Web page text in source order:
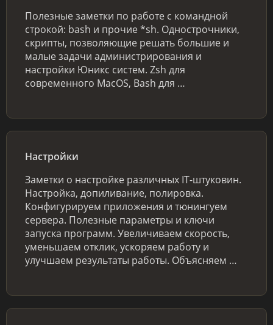
Полезные заметки по работе с командной
строкой: bash и прочие *sh. Однострочники,
скрипты, позволяющие решать большие и
малые задачи администрирования и
настройки Юникс систем. Zsh для
современного MacOS, Bash для …
Настройки
Заметки о настройке различных IT-штуковин.
Настройка, допиливание, полировка.
Конфигурируем приложения и тюнингуем
сервера. Полезные параметры и ключи
запуска программ. Увеличиваем скорость,
уменьшаем отклик, ускоряем работу и
улучшаем результаты работы. Объясняем …